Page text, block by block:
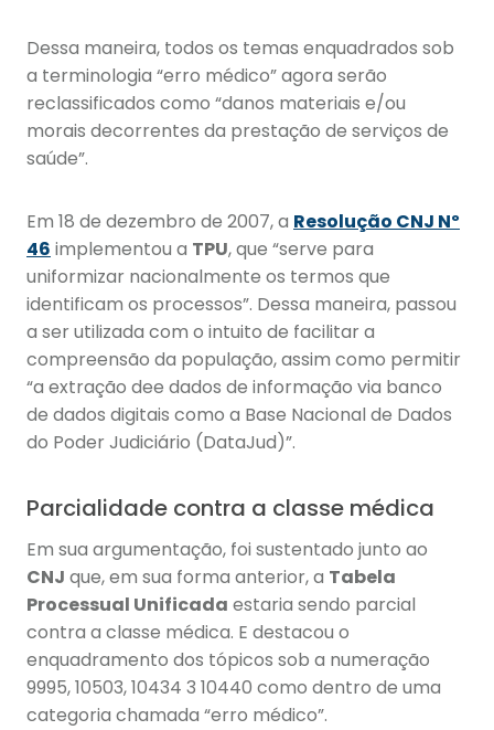
Dessa maneira, todos os temas enquadrados sob
a terminologia “erro médico” agora serão
reclassificados como “danos materiais e/ou
morais decorrentes da prestação de serviços de
saúde”.
Em 18 de dezembro de 2007, a Resolução CNJ Nº
46 implementou a TPU, que “serve para
uniformizar nacionalmente os termos que
identificam os processos”. Dessa maneira, passou
a ser utilizada com o intuito de facilitar a
compreensão da população, assim como permitir
“a extração dee dados de informação via banco
de dados digitais como a Base Nacional de Dados
do Poder Judiciário (DataJud)”.
Parcialidade contra a classe médica
Em sua argumentação, foi sustentado junto ao
CNJ que, em sua forma anterior, a Tabela
Processual Unificada estaria sendo parcial
contra a classe médica. E destacou o
enquadramento dos tópicos sob a numeração
9995, 10503, 10434 3 10440 como dentro de uma
categoria chamada “erro médico”.